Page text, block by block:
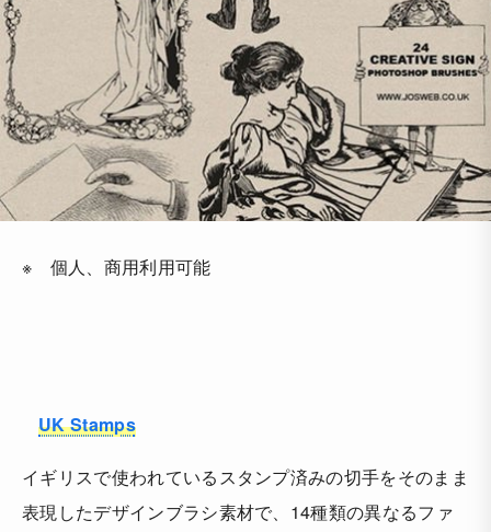
※ 個人、商用利用可能
UK Stamps
イギリスで使われているスタンプ済みの切手をそのまま
表現したデザインブラシ素材で、14種類の異なるファ